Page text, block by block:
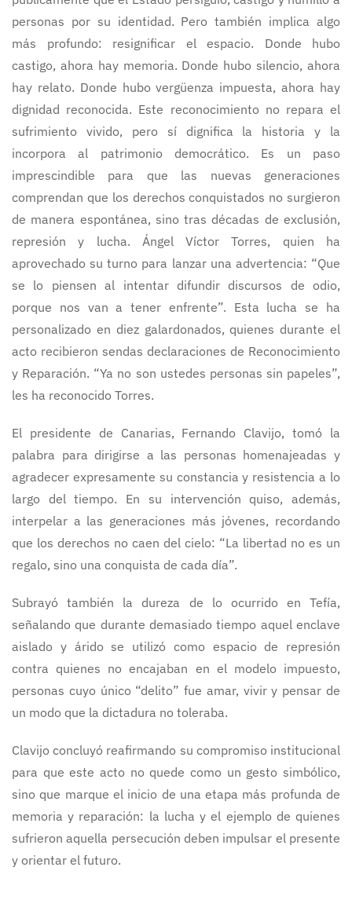
personas por su identidad. Pero también implica algo
más profundo: resignificar el espacio. Donde hubo
castigo, ahora hay memoria. Donde hubo silencio, ahora
hay relato. Donde hubo vergüenza impuesta, ahora hay
dignidad reconocida. Este reconocimiento no repara el
sufrimiento vivido, pero sí dignifica la historia y la
incorpora al patrimonio democrático. Es un paso
imprescindible para que las nuevas generaciones
comprendan que los derechos conquistados no surgieron
de manera espontánea, sino tras décadas de exclusión,
represión y lucha. Ángel Víctor Torres, quien ha
aprovechado su turno para lanzar una advertencia: “Que
se lo piensen al intentar difundir discursos de odio,
porque nos van a tener enfrente”. Esta lucha se ha
personalizado en diez galardonados, quienes durante el
acto recibieron sendas declaraciones de Reconocimiento
y Reparación. “Ya no son ustedes personas sin papeles”,
les ha reconocido Torres.
El presidente de Canarias, Fernando Clavijo, tomó la
palabra para dirigirse a las personas homenajeadas y
agradecer expresamente su constancia y resistencia a lo
largo del tiempo. En su intervención quiso, además,
interpelar a las generaciones más jóvenes, recordando
que los derechos no caen del cielo: “La libertad no es un
regalo, sino una conquista de cada día”.
Subrayó también la dureza de lo ocurrido en Tefía,
señalando que durante demasiado tiempo aquel enclave
aislado y árido se utilizó como espacio de represión
contra quienes no encajaban en el modelo impuesto,
personas cuyo único “delito” fue amar, vivir y pensar de
un modo que la dictadura no toleraba.
Clavijo concluyó reafirmando su compromiso institucional
para que este acto no quede como un gesto simbólico,
sino que marque el inicio de una etapa más profunda de
memoria y reparación: la lucha y el ejemplo de quienes
sufrieron aquella persecución deben impulsar el presente
y orientar el futuro.